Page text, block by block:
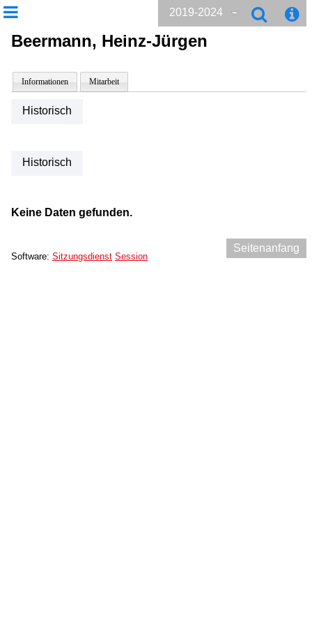
2019-2024
Beermann, Heinz-Jürgen
Informationen Mitarbeit
Historisch
Historisch
Keine Daten gefunden.
Seitenanfang
Software: Sitzungsdienst Session